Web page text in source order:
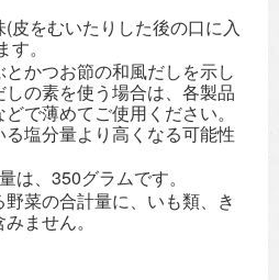
皮をむいたりした後の口に入
。
とかつお節の和風だしを示し
の素を使う場合は、各製品
で薄めてご使用ください。
塩分量より高くなる可能性
は、350グラムです。
菜の合計量に、いも類、き
ません。